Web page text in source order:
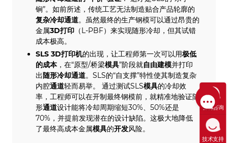
锏”。如前所述，传统工艺无法制造贴合产品轮廓的
复杂冷却通道。虽然最终的生产钢模可以通过昂贵的
金属3D打印 （L-PBF）来实现随形冷却，但其试错
成本极高。
SLS 3D打印机的出现，让工程师第一次可以用极低
的成本，在“原型/桥梁模具”阶段就自由建模并打印
出随形冷却通道。SLS的“自支撑”特性使其制造复杂
内腔通道轻而易举。 通过测试SLS模具的冷却效
率，工程师可以在开制最终钢模前，就精准地验证随
形通道设计能将冷却周期缩短30%、50%还是
70%，并提前发现潜在的设计缺陷。这极大地降低
了最终高成本金属模具的开发风险。
售前咨询
技术支持